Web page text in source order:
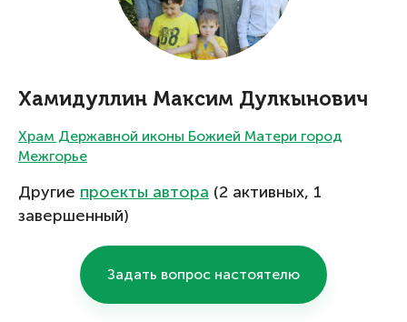
Хамидуллин Максим Дулкынович
Храм Державной иконы Божией Матери город
Межгорье
Другие проекты автора (2 активных, 1
завершенный)
Задать вопрос настоятелю